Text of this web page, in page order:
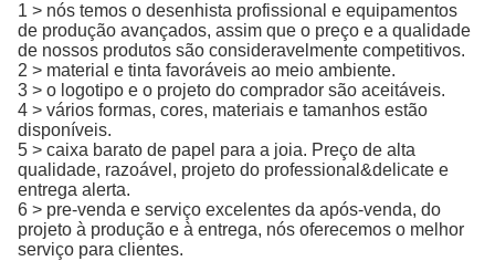
1 > nós temos o desenhista profissional e equipamentos
de produção avançados, assim que o preço e a qualidade
de nossos produtos são consideravelmente competitivos.
2 > material e tinta favoráveis ao meio ambiente.
3 > o logotipo e o projeto do comprador são aceitáveis.
4 > vários formas, cores, materiais e tamanhos estão
disponíveis.
5 > caixa barato de papel para a joia. Preço de alta
qualidade, razoável, projeto do professional&delicate e
entrega alerta.
6 > pre-venda e serviço excelentes da após-venda, do
projeto à produção e à entrega, nós oferecemos o melhor
serviço para clientes.